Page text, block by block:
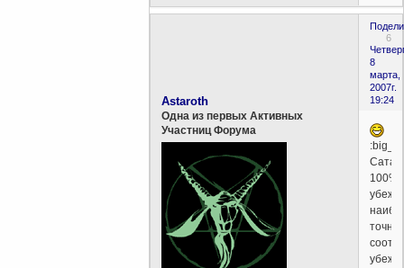
6
8
марта,
2007г.
19:24
Astaroth
Одна из первых Активных
Участниц Форума
точно